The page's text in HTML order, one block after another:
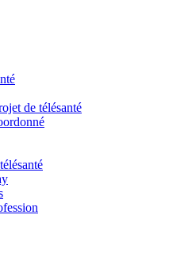
de télésanté